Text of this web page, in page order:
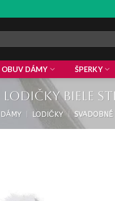
OBUV DÁMY ŠPERKY
lodičky biele
LODIČKY | SVADOBNÉ